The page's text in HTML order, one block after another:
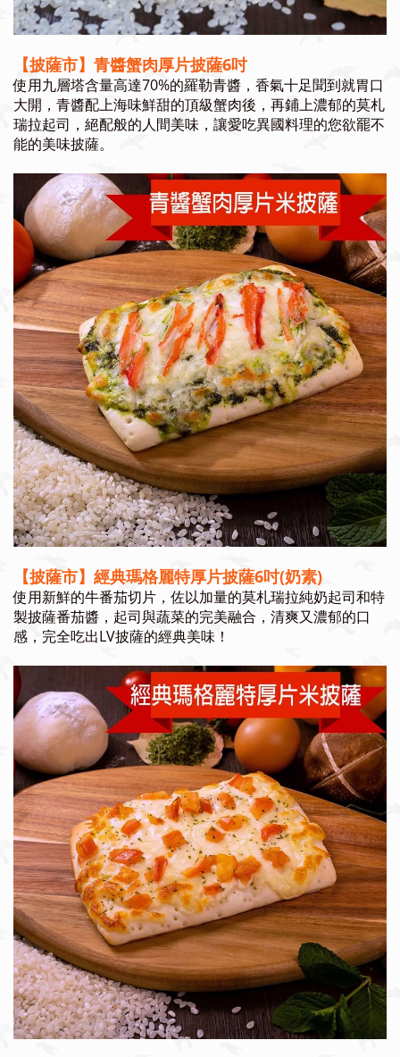
【披薩市】青醬蟹肉厚片披薩6吋
使用九層塔含量高達70%的羅勒青醬，香氣十足聞到就胃口
大開，青醬配上海味鮮甜的頂級蟹肉後，再鋪上濃郁的莫札
瑞拉起司，絕配般的人間美味，讓愛吃異國料理的您欲罷不
能的美味披薩。
【披薩市】 經典瑪格麗特厚片披薩6吋(奶素)
使用新鮮的牛番茄切片，佐以加量的莫札瑞拉純奶起司和特
製披薩番茄醬，起司與蔬菜的完美融合，清爽又濃郁的口
感，完全吃出LV披薩的經典美味！